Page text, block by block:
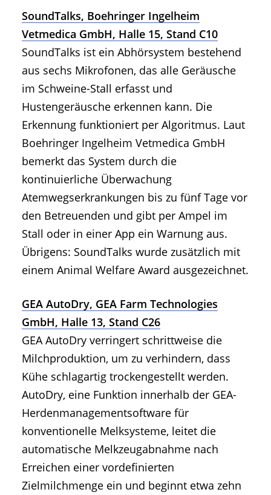
SoundTalks, Boehringer Ingelheim
Vetmedica GmbH, Halle 15, Stand C10
SoundTalks ist ein Abhörsystem bestehend
aus sechs Mikrofonen, das alle Geräusche
im Schweine-Stall erfasst und
Hustengeräusche erkennen kann. Die
Erkennung funktioniert per Algoritmus. Laut
Boehringer Ingelheim Vetmedica GmbH
bemerkt das System durch die
kontinuierliche Überwachung
Atemwegserkrankungen bis zu fünf Tage vor
den Betreuenden und gibt per Ampel im
Stall oder in einer App ein Warnung aus.
Übrigens: SoundTalks wurde zusätzlich mit
einem Animal Welfare Award ausgezeichnet.
GEA AutoDry, GEA Farm Technologies
GmbH, Halle 13, Stand C26
GEA AutoDry verringert schrittweise die
Milchproduktion, um zu verhindern, dass
Kühe schlagartig trockengestellt werden.
AutoDry, eine Funktion innerhalb der GEA-
Herdenmanagementsoftware für
konventionelle Melksysteme, leitet die
automatische Melkzeugabnahme nach
Erreichen einer vordefinierten
Zielmilchmenge ein und beginnt etwa zehn